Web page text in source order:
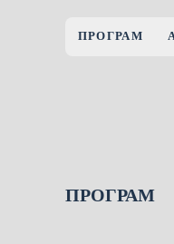
ПРОГРАМ
ПРОГРАМ